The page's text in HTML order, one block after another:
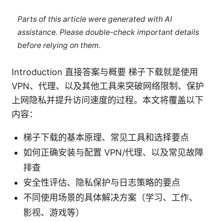
Parts of this article were generated with AI
assistance. Please double-check important details
before relying on them.
Introduction 直接答案与概要 梯子下载就是使用
VPN、代理、以及其他工具来突破网络限制、保护
上网隐私并提升访问速度的过程。本文将覆盖以下
内容：
梯子下载的基本原理、常见工具和选择要点
如何正确安装与配置 VPN/代理、以及常见故障
排查
安全性评估、隐私保护与日志策略的要点
不同使用场景的具体解决方案（学习、工作、
影视、游戏等）